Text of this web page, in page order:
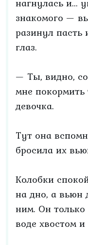
нагнулась и...
знакомого —
разинул пасть
глаз.
— Ты, видно,
мне
девочка.
Тут она
бросила их
Колобки
на дно, а вьюн
ним. Он
воде хвостом